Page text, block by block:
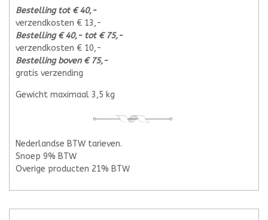
Bestelling tot € 40,-
verzendkosten € 13,-
Bestelling € 40,- tot € 75,-
verzendkosten € 10,-
Bestelling boven € 75,-
gratis verzending
Gewicht maximaal 3,5 kg
Nederlandse BTW tarieven.
Snoep 9% BTW
Overige producten 21% BTW